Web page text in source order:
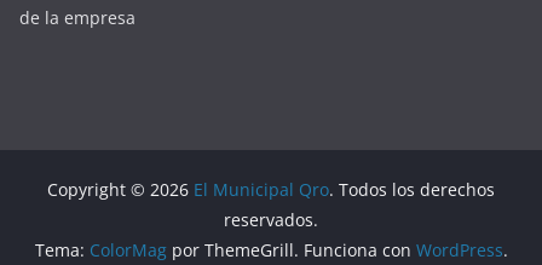
de la empresa
Copyright © 2026 El Municipal Qro. Todos los derechos
reservados.
Tema: ColorMagpor ThemeGrill. Funciona con WordPress.